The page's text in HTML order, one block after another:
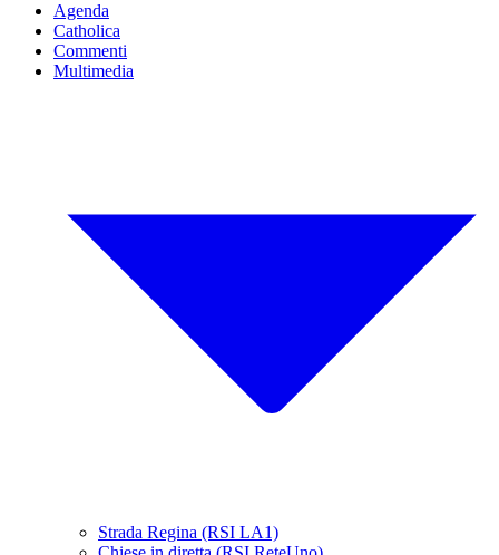
Agenda
Catholica
Commenti
Multimedia
Strada Regina (RSI LA1)